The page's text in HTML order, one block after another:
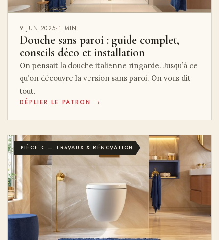
9 JUN 2025·1 MIN
Douche sans paroi : guide complet,
conseils déco et installation
On pensait la douche italienne ringarde. Jusqu’à ce
qu’on découvre la version sans paroi. On vous dit
tout.
DÉPLIER LE PATRON →
PIÈCE C — TRAVAUX & RÉNOVATION